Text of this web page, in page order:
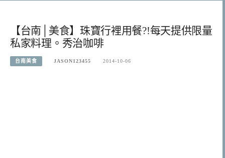
【台南│美食】珠寶行裡用餐?!每天提供限量
私家料理。秀治咖啡
台南美食 JASON123455 2014-10-06